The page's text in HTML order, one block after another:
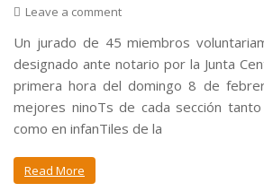
Leave a comment
Un jurado de 45 miembros
designado ante notario por la Junta
primera hora del domingo 8 de
mejores ninoTs de cada sección
como en infanTiles de la
Read More